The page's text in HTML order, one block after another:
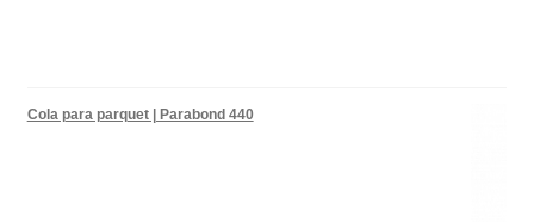
Cola para parquet | Parabond 440